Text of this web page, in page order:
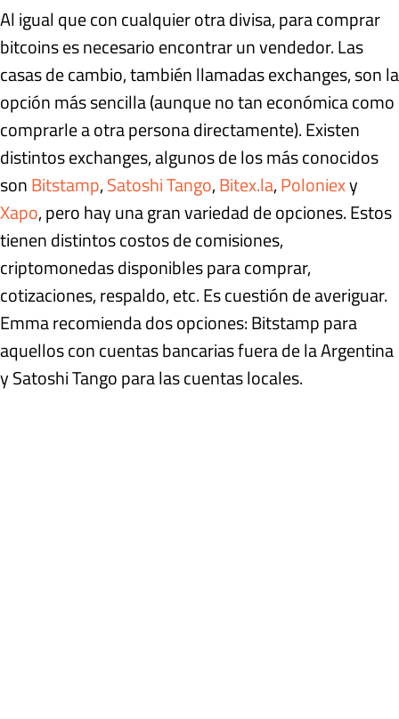
Al igual que con cualquier otra divisa, para comprar
bitcoins es necesario encontrar un vendedor. Las
casas de cambio, también llamadas exchanges, son la
opción más sencilla (aunque no tan económica como
comprarle a otra persona directamente). Existen
distintos exchanges, algunos de los más conocidos
sonBitstamp,Satoshi Tango,Bitex.la,Poloniexy
Xapo, pero hay una gran variedad de opciones. Estos
tienen distintos costos de comisiones,
criptomonedas disponibles para comprar,
cotizaciones, respaldo, etc. Es cuestión de averiguar.
Emma recomienda dos opciones: Bitstamp para
aquellos con cuentas bancarias fuera de la Argentina
y Satoshi Tango para las cuentas locales.